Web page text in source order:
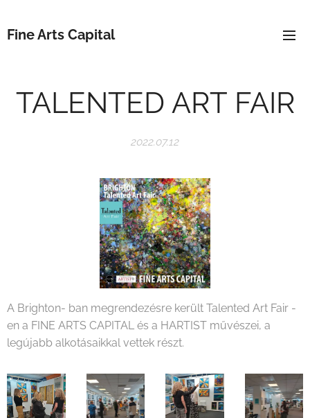
Fine Arts Capital
TALENTED ART FAIR
2022.07.12
A Brighton- ban megrendezésre került Talented Art Fair -
en a FINE ARTS CAPITAL és a HARTIST művészei, a
legújabb alkotásaikkal vettek részt.